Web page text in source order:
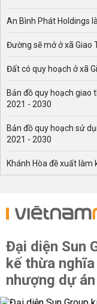
An Bình Phát Holdings
Đường sẽ mở ở xã Giao
Đất có quy hoạch ở xã
Bản đồ quy hoạch giao
2021 - 2030
Bản đồ quy hoạch sử
2021 - 2030
Khánh Hòa đề xuất
Đại diện Sun
kế thừa
nhượng dự